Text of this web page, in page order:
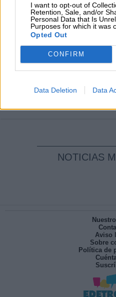
I want to opt-out of
Retention, Sale, and/or
Personal Data that Is
Purposes for which it was
Opted Out
CONFIRM
Data Deletion Data
Álvaro Frutos Rosado y Gabinete
Por Carlos Miranda
pesadilla
NOTICIAS
Aviso
Sobre
Política de